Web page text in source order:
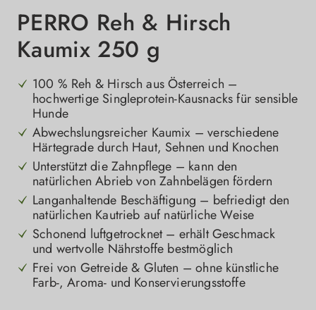
PERRO Reh & Hirsch
Kaumix 250 g
100 % Reh & Hirsch aus Österreich –
hochwertige Singleprotein-Kausnacks für sensible
Hunde
Abwechslungsreicher Kaumix – verschiedene
Härtegrade durch Haut, Sehnen und Knochen
Unterstützt die Zahnpflege – kann den
natürlichen Abrieb von Zahnbelägen fördern
Langanhaltende Beschäftigung – befriedigt den
natürlichen Kautrieb auf natürliche Weise
Schonend luftgetrocknet – erhält Geschmack
und wertvolle Nährstoffe bestmöglich
Frei von Getreide & Gluten – ohne künstliche
Farb-, Aroma- und Konservierungsstoffe